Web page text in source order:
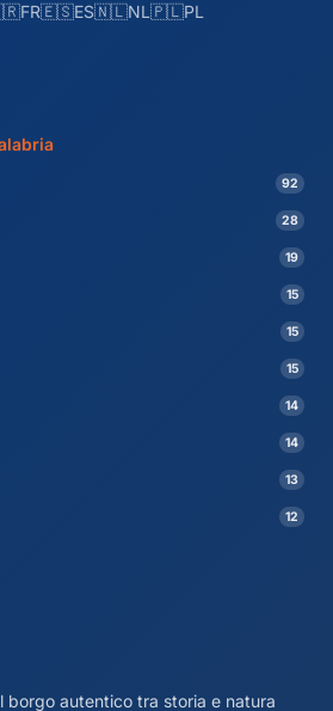
FR🇪🇸ES🇳🇱NL🇵🇱PL
92
28
19
15
15
15
14
14
13
12
borgo autentico tra storia e natura